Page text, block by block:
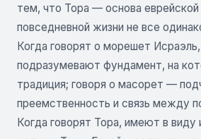
тем, что Тора — основа еврейской
повседневной жизни не все
Когда говорят о морешет
подразумевают фундамент, на
традиция; говоря о масорет —
преемственность и связь между
Когда говорят Тора, имеют в виду